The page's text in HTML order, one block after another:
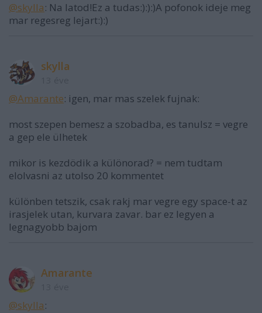
@skylla: Na latod!Ez a tudas:):):)A pofonok ideje meg
mar regesreg lejart:):)
skylla
@Amarante: igen, mar mas szelek fujnak:
most szepen bemesz a szobadba, es tanulsz = vegre
a gep ele ülhetek
mikor is kezdödik a különorad? = nem tudtam
elolvasni az utolso 20 kommentet
különben tetszik, csak rakj mar vegre egy space-t az
irasjelek utan, kurvara zavar. bar ez legyen a
legnagyobb bajom
Amarante
@skylla: